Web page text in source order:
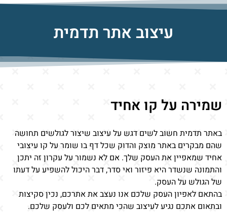
עיצוב אתר תדמית
שמירה על קו אחיד
באתר תדמית חשוב לשים דגש על עיצוב שיצור לגולשים תחושה
שהם מבקרים באתר מוצק והדוק שכל דף בו שומר על קו עיצובי
אחיד שמאפיין את העסק שלך. אם לא נשמור על עקרון זה יתכן
והתמונה שנשדר היא פיזור ואי סדר, דבר היכול להשפיע על דעתו
של הגולש על העסק.
בהתאם לאפיון העסק שלכם אנו נעצב את אתרכם, נכין סקיצות
ובתאום אתכם נגיע לעיצוב שהכי מתאים לכם ולעסק שלכם.